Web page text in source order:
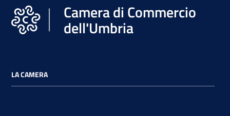
Camera di Commercio
dell'Umbria
LA CAMERA